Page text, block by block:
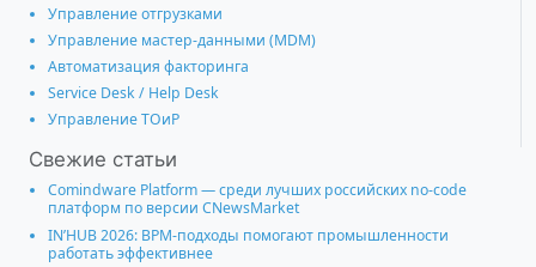
Управление отгрузками
Управление мастер-данными (MDM)
Автоматизация факторинга
Service Desk / Help Desk
Управление ТОиР
Свежие статьи
Comindware Platform — среди лучших российских no-code
платформ по версии CNewsMarket
IN’HUB 2026: BPM-подходы помогают промышленности
работать эффективнее